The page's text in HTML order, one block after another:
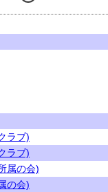
ラブ)
ラブ)
属の会)
の会)